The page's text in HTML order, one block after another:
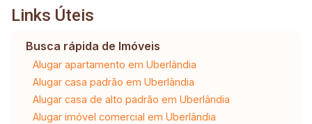
Links Úteis
Busca rápida de Imóveis
Alugar apartamento em Uberlândia
Alugar casa padrão em Uberlândia
Alugar casa de alto padrão em Uberlândia
Alugar imóvel comercial em Uberlândia